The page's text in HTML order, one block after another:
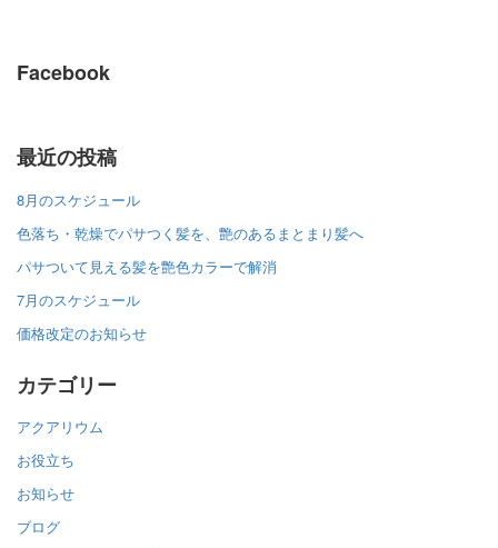
Facebook
最近の投稿
8月のスケジュール
色落ち・乾燥でパサつく髪を、艶のあるまとまり髪へ
パサついて見える髪を艶色カラーで解消
7月のスケジュール
価格改定のお知らせ
カテゴリー
アクアリウム
お役立ち
お知らせ
ブログ